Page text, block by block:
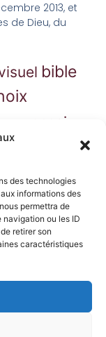
des technologies
informations des
permettra de
ou les ID
retirer son
caractéristiques
2013, et
de Dieu, du
bible
essai
marie
film nouveau